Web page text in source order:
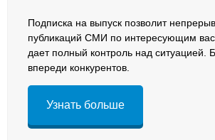
Подписка на выпуск позволит
публикаций СМИ по интересующим
дает полный контроль над ситуацией.
впереди конкурентов.
Узнать больше